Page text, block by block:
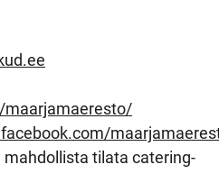
maarjamaeresto/
tilata catering-